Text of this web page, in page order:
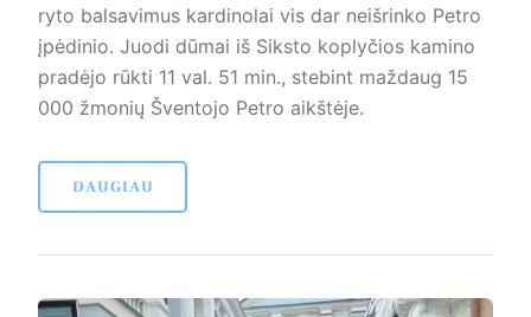
ryto balsavimus kardinolai vis dar neišrinko Petro
įpėdinio. Juodi dūmai iš Siksto koplyčios kamino
pradėjo rūkti 11 val. 51 min., stebint maždaug 15
000 žmonių Šventojo Petro aikštėje.
DAUGIAU